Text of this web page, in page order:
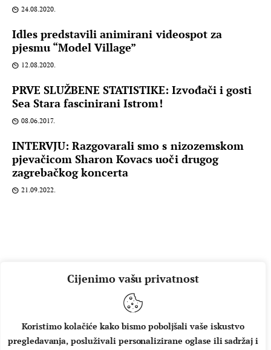
Cijenimo vašu privatnost
Koristimo kolačiće kako bismo poboljšali vaše iskustvo
pregledavanja, posluživali personalizirane oglase ili sadržaj i
24.08.2020.
Idles predstavili animirani videospot za
pjesmu “Model Village”
12.08.2020.
PRVE SLUŽBENE STATISTIKE: Izvođači i gosti
Sea Stara fascinirani Istrom!
08.06.2017.
INTERVJU: Razgovarali smo s nizozemskom
pjevačicom Sharon Kovacs uoči drugog
zagrebačkog koncerta
21.09.2022.
O NAMA IMPRESSUM UVJETI KORIŠTENJA